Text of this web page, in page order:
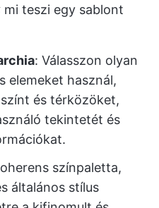
teszi egy sablont
: Válasszon olyan
elemeket használ,
és térközöket,
tekintetét és
színpaletta,
általános stílus